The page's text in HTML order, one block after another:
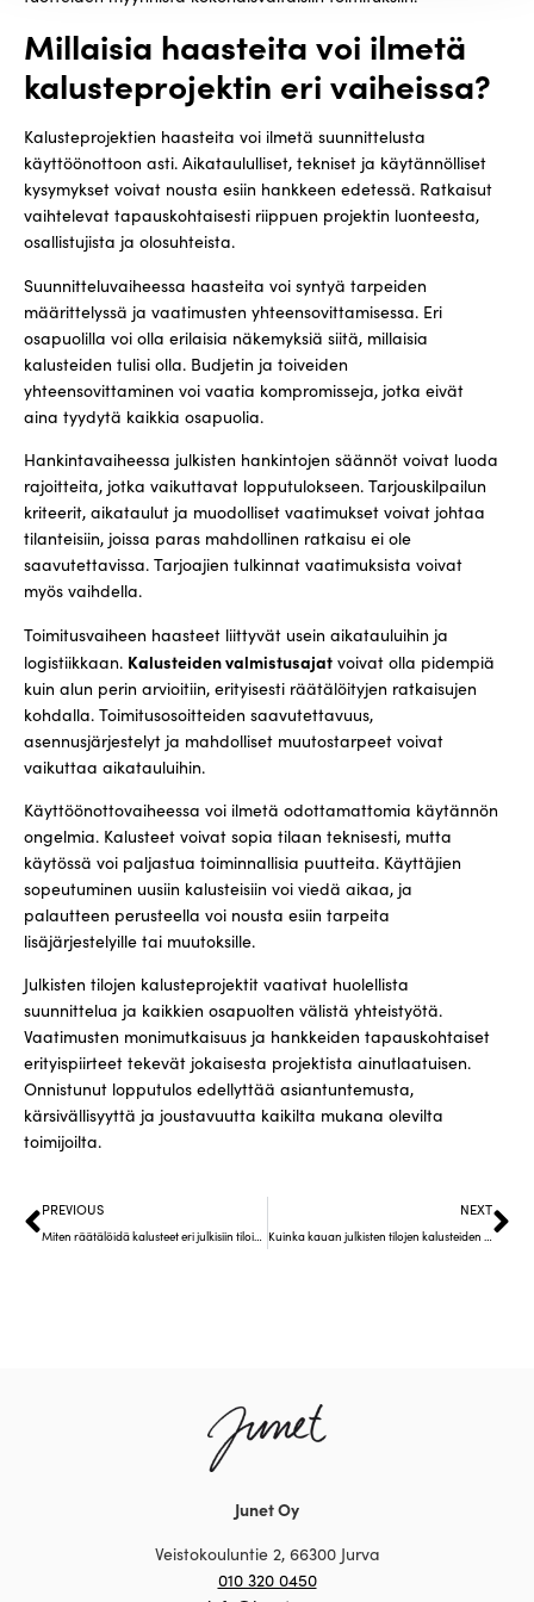
Millaisia haasteita voi ilmetä
kalusteprojektin eri vaiheissa?
Kalusteprojektien haasteita voi ilmetä suunnittelusta
käyttöönottoon asti. Aikataululliset, tekniset ja käytännölliset
kysymykset voivat nousta esiin hankkeen edetessä. Ratkaisut
vaihtelevat tapauskohtaisesti riippuen projektin luonteesta,
osallistujista ja olosuhteista.
Suunnitteluvaiheessa haasteita voi syntyä tarpeiden
määrittelyssä ja vaatimusten yhteensovittamisessa. Eri
osapuolilla voi olla erilaisia näkemyksiä siitä, millaisia
kalusteiden tulisi olla. Budjetin ja toiveiden
yhteensovittaminen voi vaatia kompromisseja, jotka eivät
aina tyydytä kaikkia osapuolia.
Hankintavaiheessa julkisten hankintojen säännöt voivat luoda
rajoitteita, jotka vaikuttavat lopputulokseen. Tarjouskilpailun
kriteerit, aikataulut ja muodolliset vaatimukset voivat johtaa
tilanteisiin, joissa paras mahdollinen ratkaisu ei ole
saavutettavissa. Tarjoajien tulkinnat vaatimuksista voivat
myös vaihdella.
Toimitusvaiheen haasteet liittyvät usein aikatauluihin ja
logistiikkaan. Kalusteiden valmistusajat voivat olla pidempiä
kuin alun perin arvioitiin, erityisesti räätälöityjen ratkaisujen
kohdalla. Toimitusosoitteiden saavutettavuus,
asennusjärjestelyt ja mahdolliset muutostarpeet voivat
vaikuttaa aikatauluihin.
Käyttöönottovaiheessa voi ilmetä odottamattomia käytännön
ongelmia. Kalusteet voivat sopia tilaan teknisesti, mutta
käytössä voi paljastua toiminnallisia puutteita. Käyttäjien
sopeutuminen uusiin kalusteisiin voi viedä aikaa, ja
palautteen perusteella voi nousta esiin tarpeita
lisäjärjestelyille tai muutoksille.
Julkisten tilojen kalusteprojektit vaativat huolellista
suunnittelua ja kaikkien osapuolten välistä yhteistyötä.
Vaatimusten monimutkaisuus ja hankkeiden tapauskohtaiset
erityispiirteet tekevät jokaisesta projektista ainutlaatuisen.
Onnistunut lopputulos edellyttää asiantuntemusta,
kärsivällisyyttä ja joustavuutta kaikilta mukana olevilta
toimijoilta.
PREVIOUS
Miten räätälöidä kalusteet eri julkisiin tiloihin?
NEXT
Kuinka kauan julkisten tilojen kalusteiden toimitus kestää?
Junet Oy
Veistokouluntie 2, 66300 Jurva
010 320 0450